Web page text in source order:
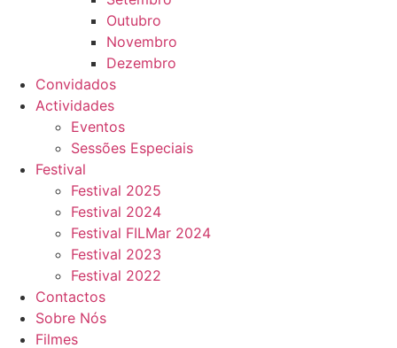
Outubro
Novembro
Dezembro
Convidados
Actividades
Eventos
Sessões Especiais
Festival
Festival 2025
Festival 2024
Festival FILMar 2024
Festival 2023
Festival 2022
Contactos
Sobre Nós
Filmes